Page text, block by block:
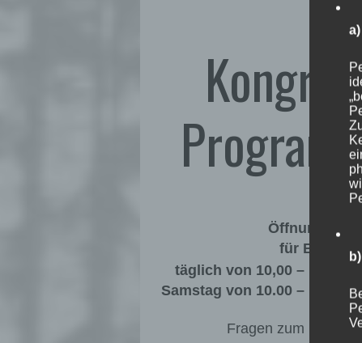
für
täglich von 10,00 – 16.30
Samstag von 10.00 – 14.30
Fragen zum